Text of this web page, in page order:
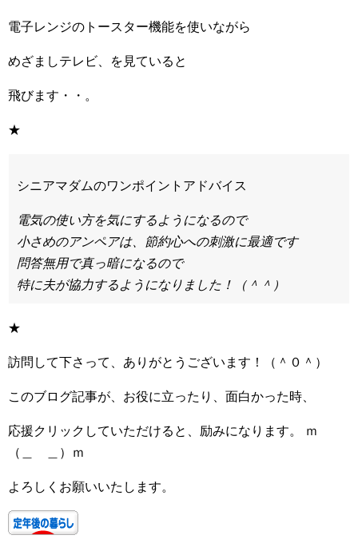
電子レンジのトースター機能を使いながら
めざましテレビ、を見ていると
飛びます・・。
★
シニアマダムのワンポイントアドバイス
電気の使い方を気にするようになるので
小さめのアンペアは、節約心への刺激に最適です
問答無用で真っ暗になるので
特に夫が協力するようになりました！（＾＾）
★
訪問して下さって、ありがとうございます！（＾０＾）
このブログ記事が、お役に立ったり、面白かった時、
応援クリックしていただけると、励みになります。 ｍ
（＿ ＿）ｍ
よろしくお願いいたします。